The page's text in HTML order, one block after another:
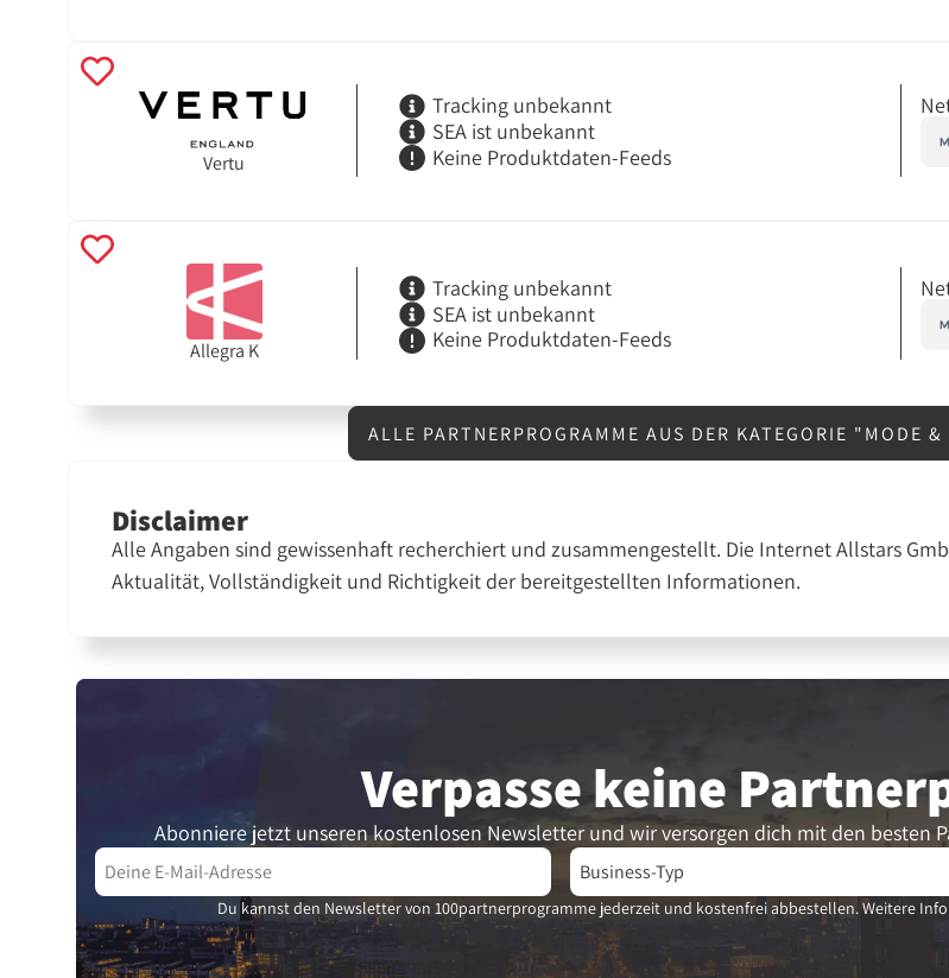
Vertu
Tracking unbekannt
SEA ist unbekannt
Keine Produktdaten-Feeds
Allegra K
Tracking unbekannt
SEA ist unbekannt
Keine Produktdaten-Feeds
ALLE PARTNERPROGRAMME AUS DER KATEGORIE "MODE &
Disclaimer
Alle Angaben sind gewissenhaft recherchiert und zusammengestellt. Die Internet Allstars
Aktualität, Vollständigkeit und Richtigkeit der bereitgestellten Informationen.
Verpasse keine
Abonniere jetzt unseren kostenlosen Newsletter und wir versorgen dich mit den
Du kannst den Newsletter von 100partnerprogramme jederzeit und kostenfrei abbestellen. Weitere